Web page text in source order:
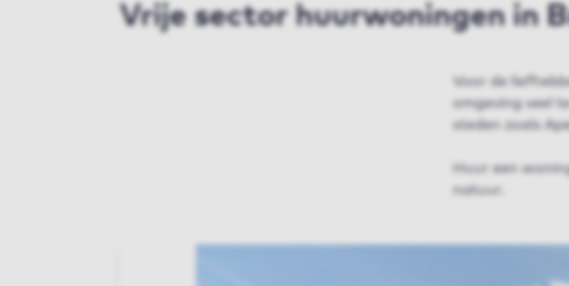
Vrije sector huurwoningen in
Voor de
omgeving veel
steden zoals
Huur een
natuur.